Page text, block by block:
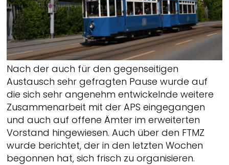
Nach der auch für den gegenseitigen
Austausch sehr gefragten Pause wurde auf
die sich sehr angenehm entwickelnde weitere
Zusammenarbeit mit der APS eingegangen
und auch auf offene Ämter im erweiterten
Vorstand hingewiesen. Auch über den FTMZ
wurde berichtet, der in den letzten Wochen
begonnen hat, sich frisch zu organisieren.